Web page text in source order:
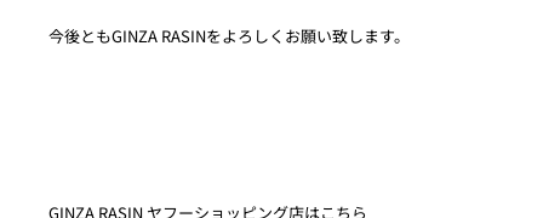
今後ともGINZA RASINをよろしくお願い致します。
GINZA RASIN ヤフーショッピング店はこちら